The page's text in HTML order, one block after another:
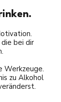
bei dir
Werkzeuge.
zu Alkohol